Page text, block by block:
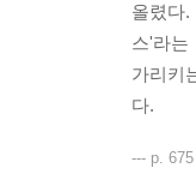
올렸다
스'라는
가리키
다.
--- p. 675